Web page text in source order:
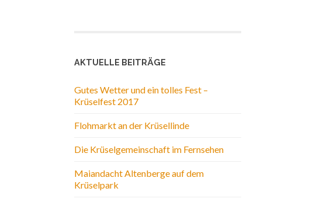
AKTUELLE BEITRÄGE
Gutes Wetter und ein tolles Fest –
Krüselfest 2017
Flohmarkt an der Krüsellinde
Die Krüselgemeinschaft im Fernsehen
Maiandacht Altenberge auf dem
Krüselpark